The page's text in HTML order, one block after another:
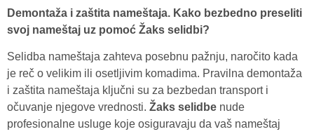
Demontaža i zaštita nameštaja. Kako bezbedno preseliti
svoj nameštaj uz pomoć Žaks selidbi?
Selidba nameštaja zahteva posebnu pažnju, naročito kada
je reč o velikim ili osetljivim komadima. Pravilna demontaža
i zaštita nameštaja ključni su za bezbedan transport i
očuvanje njegove vrednosti. Žaks selidbe nude
profesionalne usluge koje osiguravaju da vaš nameštaj